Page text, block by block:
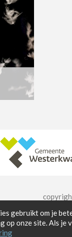
gebruikt om je
onze site. Als je